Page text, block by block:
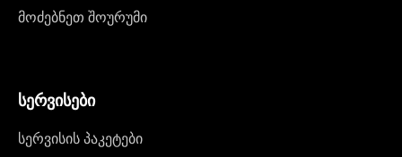
მოძებნეთ შოურუმი
სერვისები
სერვისის პაკეტები